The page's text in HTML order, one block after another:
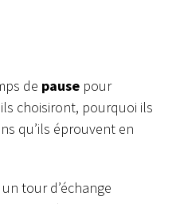
de pause pour
choisiront, pourquoi ils
qu’ils éprouvent en
tour d’échange